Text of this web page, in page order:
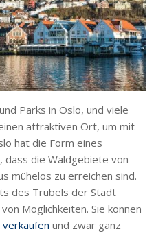
Parks in Oslo, und viele
attraktiven Ort, um mit
hat die Form eines
die Waldgebiete von
mühelos zu erreichen sind.
des Trubels der Stadt
Möglichkeiten. Sie können
und zwar ganz